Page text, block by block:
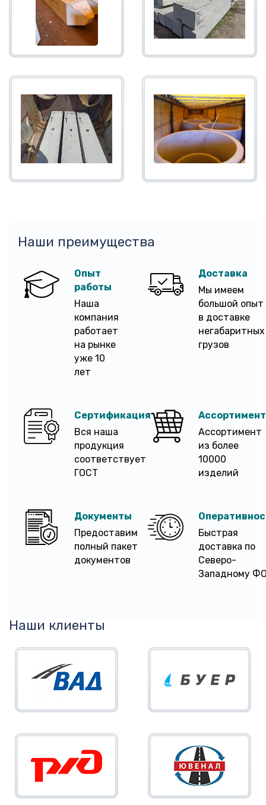
Наши преимущества
Опыт
работы
Наша
компания
работает
на рынке
уже 10
лет
Доставка
Мы имеем
большой опыт
в доставке
негабаритных
грузов
Сертификация
Вся наша
продукция
соответствует
ГОСТ
Ассортимент
Ассортимент
из более
10000
изделий
Документы
Предоставим
полный пакет
документов
Быстрая
доставка по
Северо-
Западному
Наши клиенты